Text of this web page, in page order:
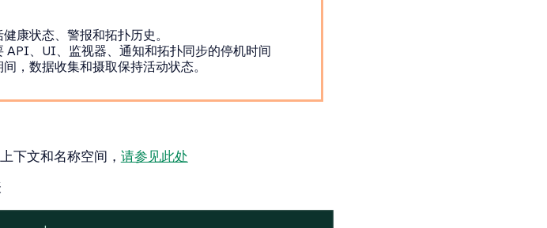
康状态、警报和拓扑历史。
API、UI、监视器、通知和拓扑同步的停机时间
，数据收集和摄取保持活动状态。
下文和名称空间， 请参见此处